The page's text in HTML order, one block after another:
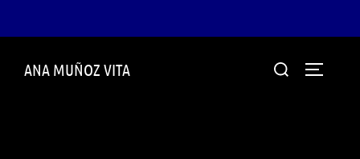
ANA MUÑOZ VITA Buscar: